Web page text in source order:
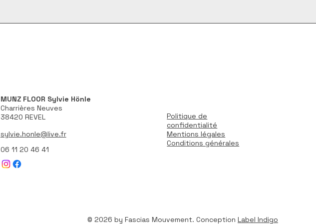
MUNZ FLOOR Sylvie Hönle
Charrières Neuves
38420 REVEL
sylvie.honle@live.fr
06 11 20 46 41
Politique de
confidentialité
Mentions légales
Conditions générales
© 2026 by Fascias Mouvement. Conception Label Indigo